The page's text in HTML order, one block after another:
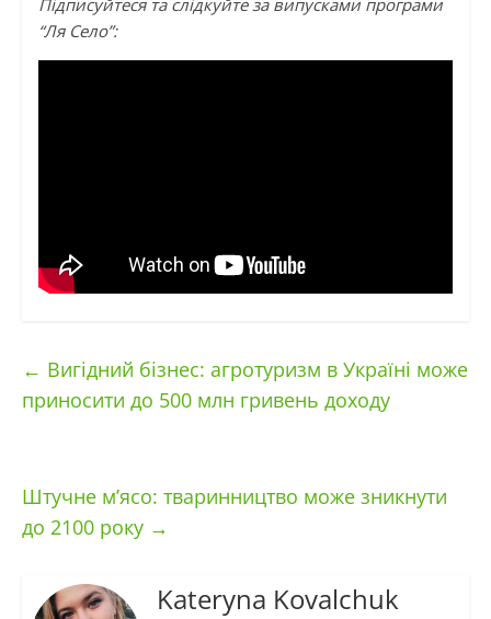
Підписуйтеся та слідкуйте за випусками програми
“Ля Село”:
← Вигідний бізнес: агротуризм в Україні може
приносити до 500 млн гривень доходу
Штучне м’ясо: тваринництво може зникнути
до 2100 року →
Kateryna Kovalchuk